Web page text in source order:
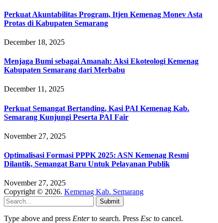
Perkuat Akuntabilitas Program, Itjen Kemenag Monev Asta
Protas di Kabupaten Semarang
December 18, 2025
Menjaga Bumi sebagai Amanah: Aksi Ekoteologi Kemenag
Kabupaten Semarang dari Merbabu
December 11, 2025
Perkuat Semangat Bertanding, Kasi PAI Kemenag Kab.
Semarang Kunjungi Peserta PAI Fair
November 27, 2025
Optimalisasi Formasi PPPK 2025: ASN Kemenag Resmi
Dilantik, Semangat Baru Untuk Pelayanan Publik
November 27, 2025
Copyright © 2026. Kemenag Kab. Semarang
Submit
Type above and press Enterto search. Press Esc to cancel.